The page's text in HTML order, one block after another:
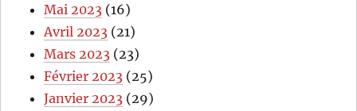
Mai 2023 (16)
Avril 2023 (21)
Mars 2023 (23)
Février 2023 (25)
Janvier 2023 (29)